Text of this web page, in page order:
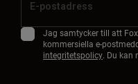
Jag samtycker till att
kommersiella e-
integritetspolicy. Du kan